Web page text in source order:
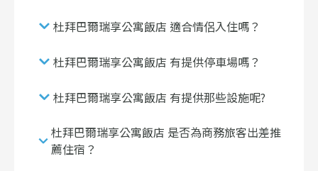
杜拜巴爾瑞享公寓飯店 適合情侶入住嗎？
杜拜巴爾瑞享公寓飯店 有提供停車場嗎？
杜拜巴爾瑞享公寓飯店 有提供那些設施呢?
杜拜巴爾瑞享公寓飯店 是否為商務旅客出差推
薦住宿？